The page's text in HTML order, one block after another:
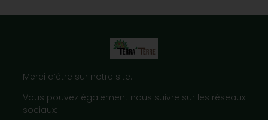
Merci d’être sur notre site.
Vous pouvez également nous suivre sur les réseaux
sociaux: